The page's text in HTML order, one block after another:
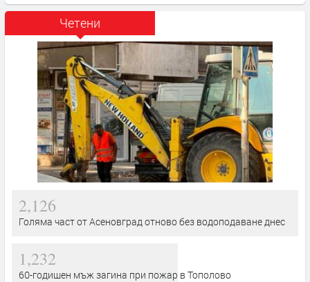
Четени
2,126
Голяма част от Асеновград отново без водоподаване днес
1,232
60-годишен мъж загина при пожар в Тополово